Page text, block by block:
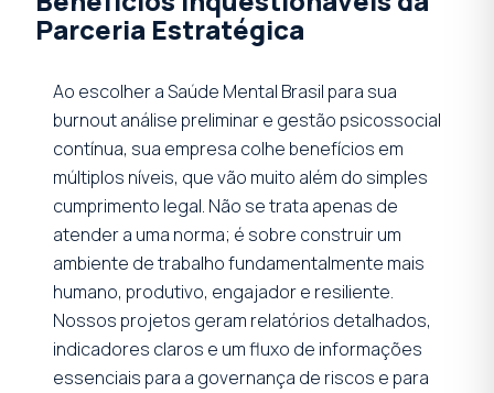
Parceria Estratégica
Ao escolher a Saúde Mental Brasil para sua
burnout análise preliminar e gestão psicossocial
contínua, sua empresa colhe benefícios em
múltiplos níveis, que vão muito além do simples
cumprimento legal. Não se trata apenas de
atender a uma norma; é sobre construir um
ambiente de trabalho fundamentalmente mais
humano, produtivo, engajador e resiliente.
Nossos projetos geram relatórios detalhados,
indicadores claros e um fluxo de informações
essenciais para a governança de riscos e para